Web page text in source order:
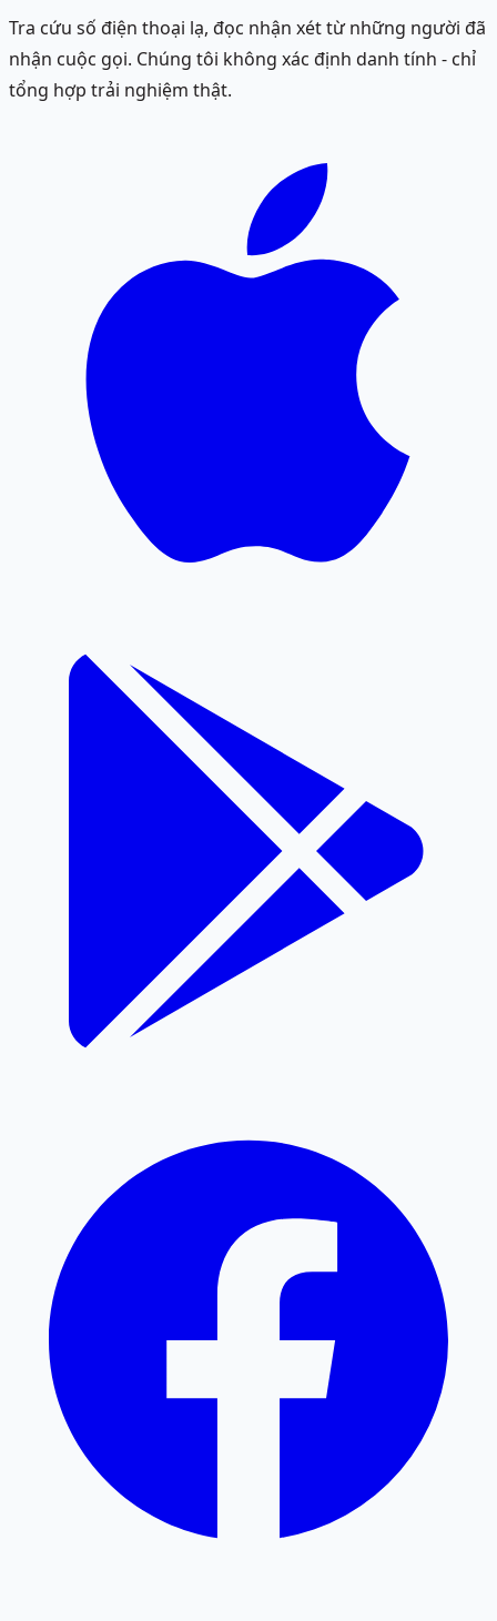
Tra cứu số điện thoại lạ, đọc nhận xét từ những người đã
nhận cuộc gọi. Chúng tôi không xác định danh tính - chỉ
tổng hợp trải nghiệm thật.